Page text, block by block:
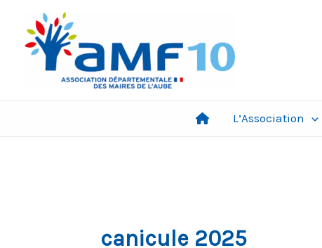
contenu
L’Association
canicule 2025